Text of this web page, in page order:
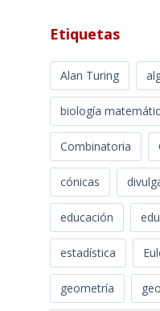
Etiquetas
Alan Turing
biología
Combinatoria
cónicas
educación
estadística
geometría